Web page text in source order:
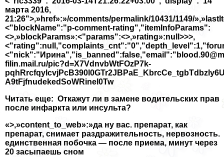
марта 2016,
21:26">,»href»:»/comments/permalink/10431/1149/
<"blockName":"p-comment-rating","itemInfoParams":
<>,»blockParams»:<"params":<>,»rating»:null>>>,
filin.mail.ru/pic?d=X7VdnvbWtFOzP7k-
A9tFjfnudеkedSoWRinel0Tw
Читать еще: Откажут ли в замене водительских прав
после инфаркта или инсульта?
«>,»content_to_web»:»да ну вас. препарат, как
препарат, снимает раздражительность, нервозность.
единственная побочка — после приема, минут через
20 засыпаешь сном